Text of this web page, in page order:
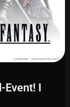
Event! I